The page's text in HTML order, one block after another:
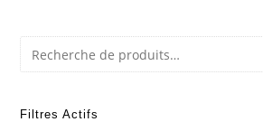
Filtres Actifs